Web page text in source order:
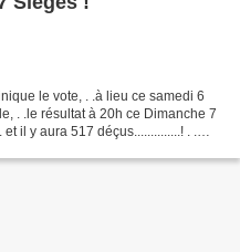
le vote, . .à lieu ce samedi 6
. .le résultat à 20h ce Dimanche 7
il y aura 517 déçus..............! . .